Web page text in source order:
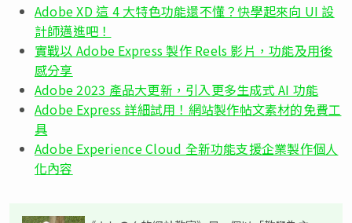
Adobe XD 這 4 大特色功能還不懂？快學起來向 UI 設
計師邁進吧！
實戰以 Adobe Express 製作 Reels 影片，功能及用後
感分享
Adobe 2023 產品大更新，引入更多生成式 AI 功能
Adobe Express 詳細試用！網站製作帖文素材的免費工
具
Adobe Experience Cloud 全新功能支援企業製作個人
化內容